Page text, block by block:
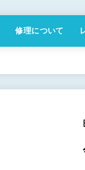
修理について